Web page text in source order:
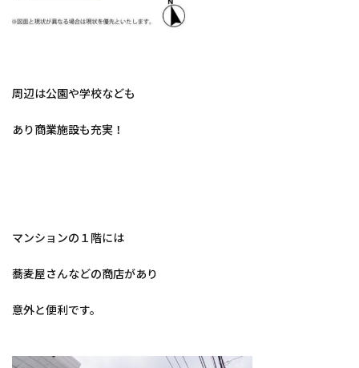
周辺は公園や学校なども
あり商業施設も充実！
マンションの１階には
蕎麦屋さんなどの商店があり
意外と便利です。